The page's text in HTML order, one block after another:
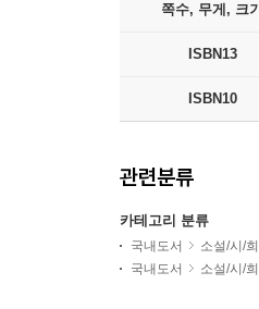
쪽수, 무게, 크기
ISBN13
ISBN10
관련분류
카테고리 분류
국내도서 소설/시/
국내도서
소설/시/